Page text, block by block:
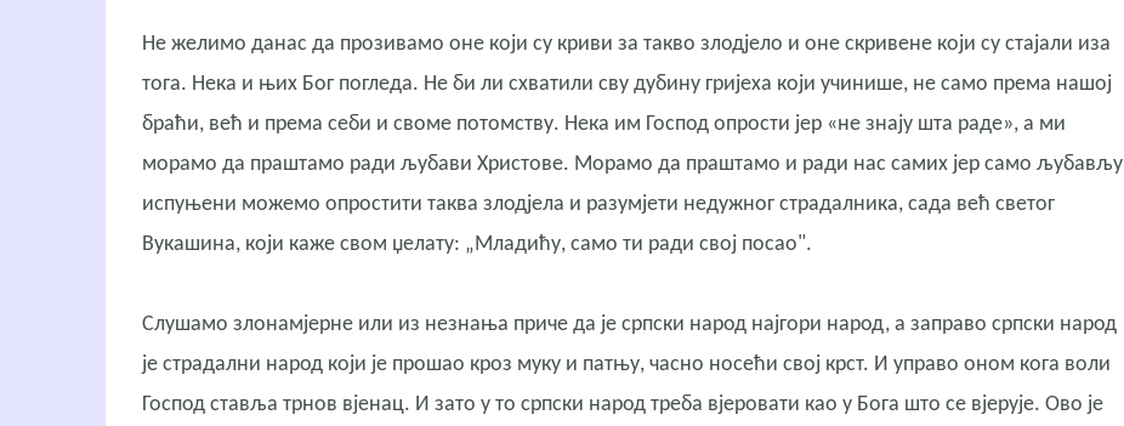
He желимо данас да прозивамо оне који су криви за такво злодјело и оне скривене који су стајали иза
тога. Нека и њих Бог погледа. Не би ли схватили сву дубину гријеха који учинише, не само према нашој
браћи, већ и према себи и своме потомству. Нека им Господ опрости јер «не знају шта раде», а ми
морамо да праштамо ради љубави Христове. Морамо да праштамо и ради нас самих јер само љубављу
испуњени можемо опростити таква злодјела и разумјети недужног страдалника, сада већ светог
Вукашина, који каже свом џелату: „Младићу, само ти ради свој посао".
Слушамо злонамјерне или из незнања приче да је српски народ најгори народ, а заправо српски народ
је страдални народ који је прошао кроз муку и патњу, часно носећи свој крст. И управо оном кога воли
Господ ставља трнов вјенац. И зато у то српски народ треба вјеровати као у Бога што се вјерује. Ово је